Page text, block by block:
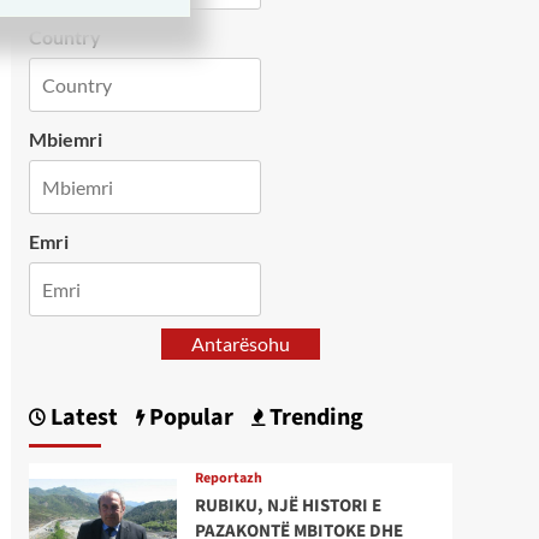
Country
Mbiemri
Emri
Antarësohu
Latest Popular Trending
Reportazh
RUBIKU, NJË HISTORI E
PAZAKONTË MBITOKE DHE